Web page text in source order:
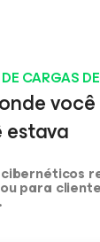
CARGAS
para